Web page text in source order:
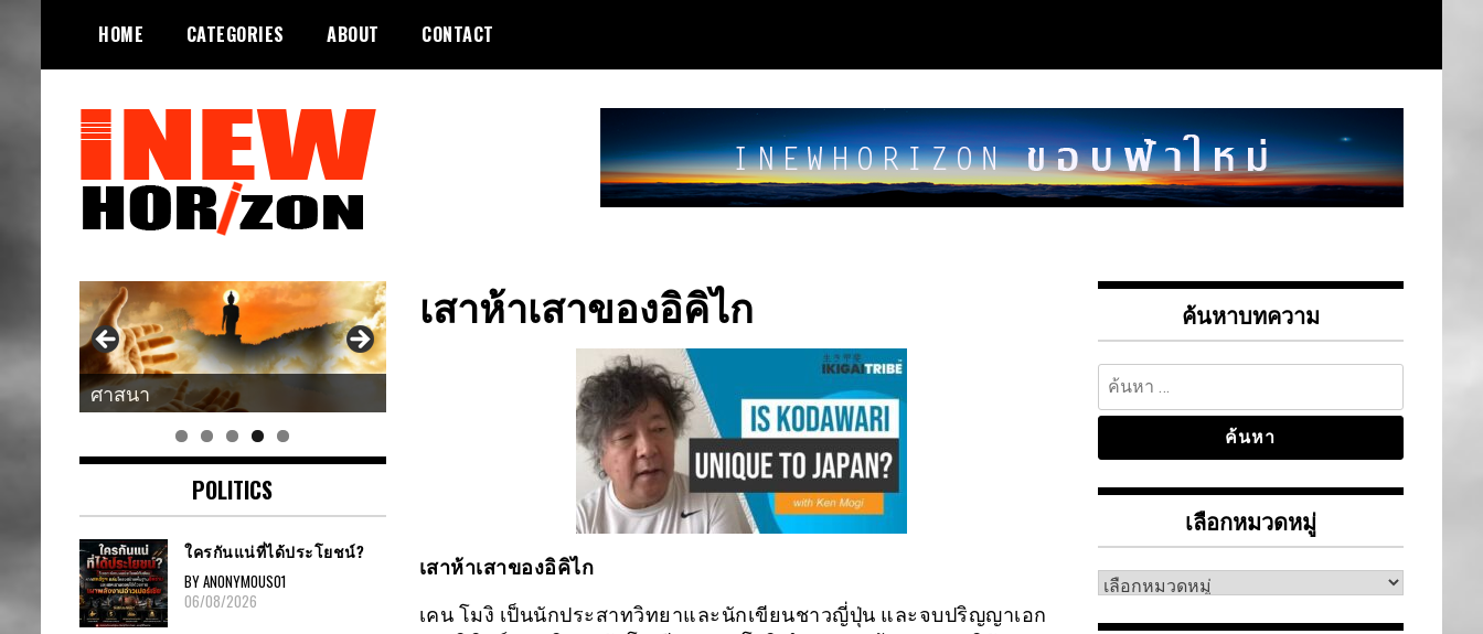
content
HOME CATEGORIES ABOUT CONTACT
INEWHORIZON
เสาห้าเสาของอิคิไก
เสาห้าเสาของอิคิไก
เคน โมงิ เป็นนักประสาทวิทยาและนักเขียนชาวญี่ปุ่น และจบปริญญาเอก
ศาสนา
POLITICS
ใครกันแน่ที่ได้ประโยชน์?
BY ANONYMOUS01
06/08/2026
ค้นหาบทความ
ค้นหา
สำหรับ:
เลือกหมวดหมู่
เลือก